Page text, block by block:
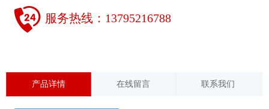
服务热线： 13795216788
产品详情 在线留言 联系我们